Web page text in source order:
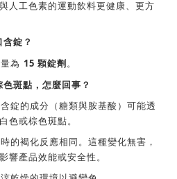
人工色素的運動飲料更健康、更方
含錠 ？
為 15 顆錠劑。
斑點，怎麼回事？
錠 的成分（糖類與胺基酸）可能透
色或棕色斑點。
褐化反應相同。這種變化無害，
響產品效能或安全性。